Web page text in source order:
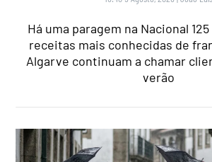
Há uma paragem na Nacional
receitas mais conhecidas de
Algarve continuam a chamar
verão